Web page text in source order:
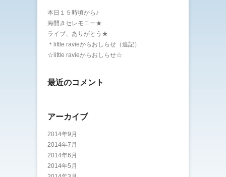
本日１５時頃から♪
海開きセレモニー★
ライブ、ありがとう★
＊little ravieからおしらせ（追記）
☆little ravieからおしらせ☆
最近のコメント
アーカイブ
2014年9月
2014年7月
2014年6月
2014年5月